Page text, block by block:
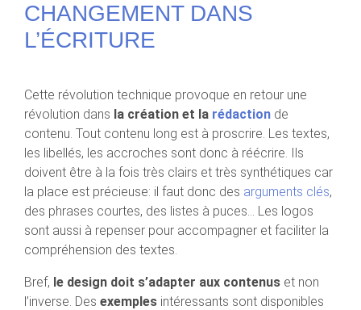
CHANGEMENT DANS
L’ÉCRITURE
Cette révolution technique provoque en retour une
révolution dans la création et la rédaction de
contenu. Tout contenu long est à proscrire. Les textes,
les libellés, les accroches sont donc à réécrire. Ils
doivent être à la fois très clairs et très synthétiques car
la place est précieuse: il faut donc des arguments clés,
des phrases courtes, des listes à puces… Les logos
sont aussi à repenser pour accompagner et faciliter la
compréhension des textes.
Bref, le design doit s’adapter aux contenus et non
l’inverse. Des exemples intéressants sont disponibles